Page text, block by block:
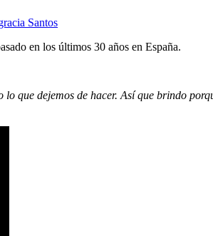
Santos
en los últimos 30 años en España.
que dejemos de hacer. Así que brindo